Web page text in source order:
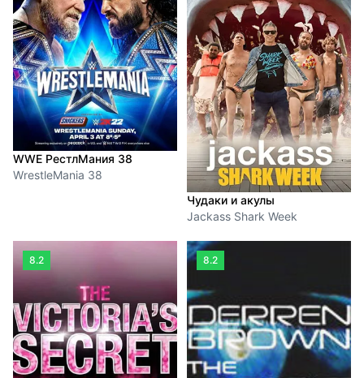
WWE РестлМания 38
WrestleMania 38
Чудаки и акулы
Jackass Shark Week
8.2 8.2